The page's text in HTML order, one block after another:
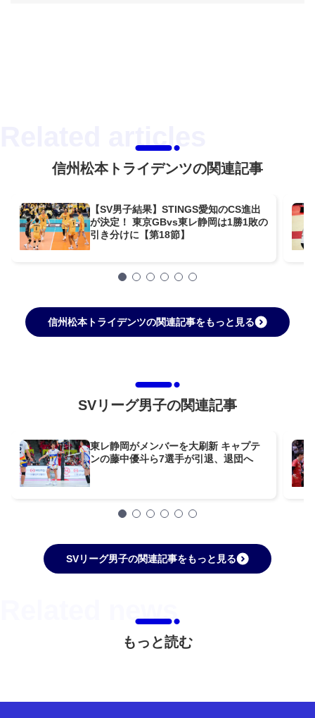
信州松本トライデンツの関連記事
【SV男子結果】STINGS愛知のCS進出
が決定！ 東京GBvs東レ静岡は1勝1敗の
引き分けに【第18節】
信州松本トライデンツの関連記事をもっと見る
SVリーグ男子の関連記事
東レ静岡がメンバーを大刷新 キャプテ
ンの藤中優斗ら7選手が引退、退団へ
SVリーグ男子の関連記事をもっと見る
もっと読む